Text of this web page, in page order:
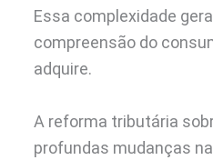
Essa complexidade
compreensão do
adquire.
A reforma tributária
profundas mudanças